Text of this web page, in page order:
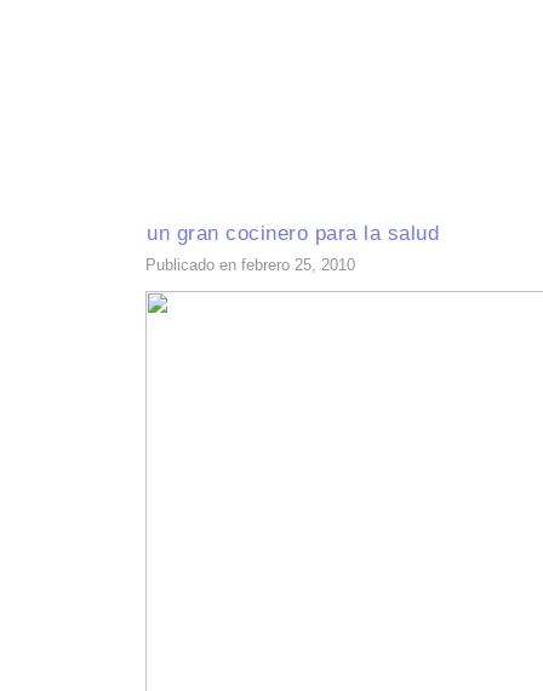
un gran cocinero para la salud
Publicado en febrero 25, 2010